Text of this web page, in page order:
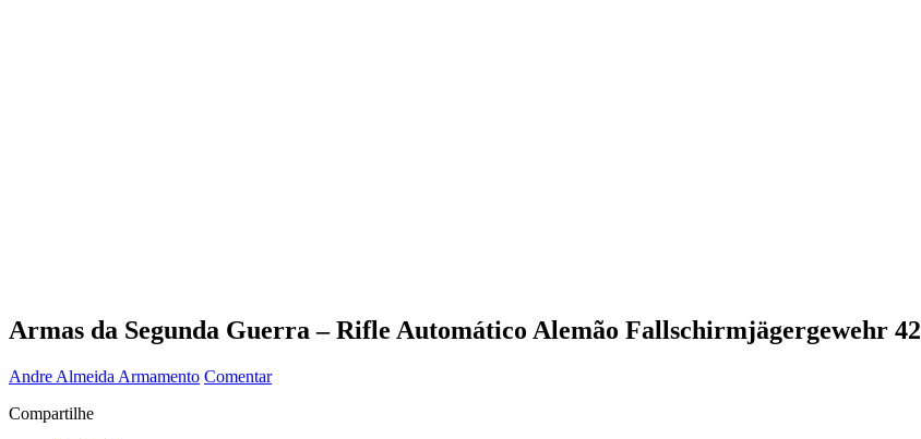
Armas da Segunda Guerra – Rifle Automático Alemão Fallschirmjägergewehr 42
Andre Almeida Armamento Comentar
Compartilhe